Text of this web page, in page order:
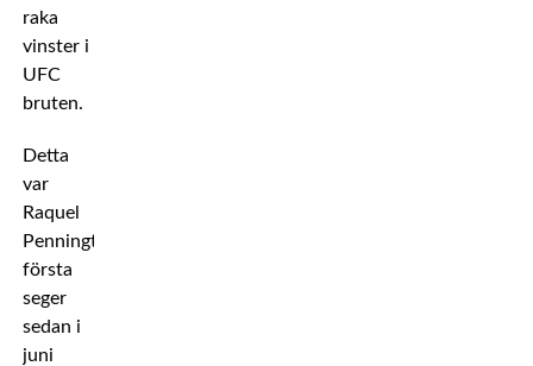
raka
vinster i
UFC
bruten.
Detta
var
Raquel
Penningtons
första
seger
sedan i
juni